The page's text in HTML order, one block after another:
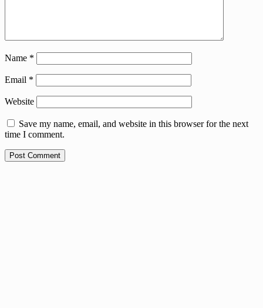
Name *
Email *
Website
Save my name, email, and website in this browser for the next
time I comment.